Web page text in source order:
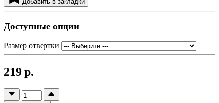
Добавить в закладки
Доступные опции
Размер отвертки
219 р.